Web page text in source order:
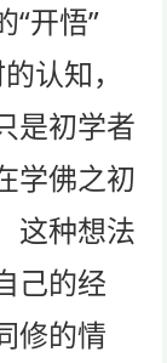
“开悟”
认知，
是初学者
学佛之初
这种想法
己的经
修的情